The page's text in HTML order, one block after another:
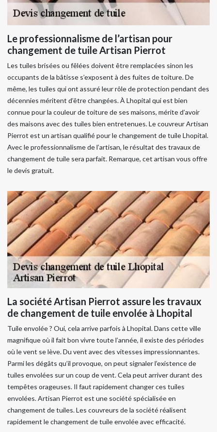
Le professionnalisme de l’artisan pour
changement de tuile Artisan Pierrot
Les tuiles brisées ou fêlées doivent être remplacées sinon les
occupants de la bâtisse s’exposent à des fuites de toiture. De
même, les tuiles qui ont assuré leur rôle de protection pendant des
décennies méritent d’être changées. À Lhopital qui est bien
connue pour la couleur de toiture de ses maisons, mérite d’avoir
des maisons avec des tuiles bien entretenues. Le couvreur Artisan
Pierrot est un artisan qualifié pour le changement de tuile Lhopital.
Avec le professionnalisme de l’artisan, le résultat des travaux de
changement de tuile sera parfait. Remarque, cet artisan vous offre
le devis gratuit.
La société Artisan Pierrot assure les travaux
de changement de tuile envolée à Lhopital
Tuile envolée ? Oui, cela arrive parfois à Lhopital. Dans cette ville
magnifique où il fait bon vivre toute l’année, il existe des périodes
où le vent se lève. Du vent avec des vitesses impressionnantes.
Parmi les dégâts qu’il provoque, on peut signaler l’existence de
tuiles envolées sur un coup de vent. Cela peut arriver durant des
tempêtes orageuses. Il faut rapidement changer ces tuiles
envolées. Artisan Pierrot est une société spécialisée en
changement de tuiles. Les couvreurs de la société réalisent
rapidement le changement de tuile envolée avec efficacité.